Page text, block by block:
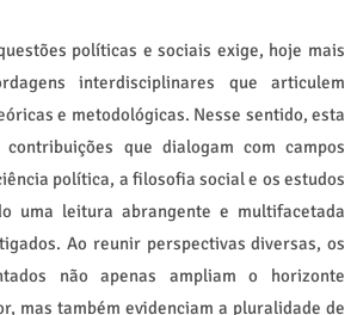
políticas e sociais exige, hoje mais
interdisciplinares que articulem
e metodológicas. Nesse sentido, esta
contribuições que dialogam com campos
política, a filosofia social e os estudos
uma leitura abrangente e multifacetada
Ao reunir perspectivas diversas, os
não apenas ampliam o horizonte
mas também evidenciam a pluralidade de